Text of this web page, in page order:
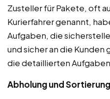
Zusteller für Pakete, oft
Kurierfahrer genannt,
Aufgaben, die
und sicher an die
die detaillierten
Abholung und